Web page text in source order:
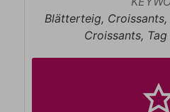
Blätterteig,
Croissants,